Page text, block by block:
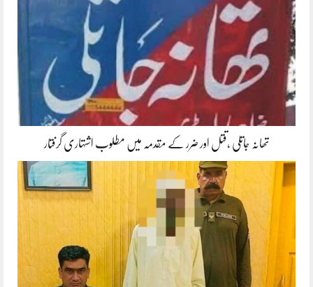
تھانہ جاتلی ،قتل اور ضرر کے مقدمہ میں مطلوب اشتہاری گرفتار